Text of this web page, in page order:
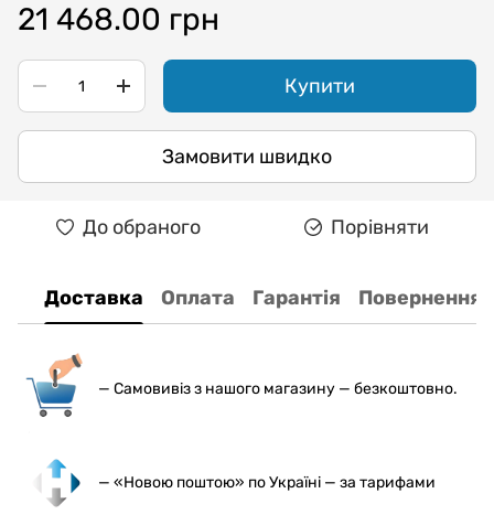
21 468.00 грн
Купити
Замовити швидко
До обраного Порівняти
Доставка Оплата Гарантія Повернення
— Самовивіз з нашого магазину — безкоштовно.
— «Новою поштою» по Україні — за тарифами